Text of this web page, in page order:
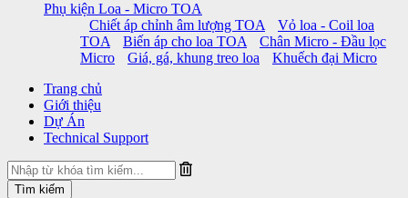
Phụ kiện Loa - Micro TOA
Chiết áp chỉnh âm lượng TOA
Vỏ loa - Coil loa
TOA
Biến áp cho loa TOA
Chân Micro - Đầu lọc
Micro
Giá, gá, khung treo loa
Khuếch đại Micro
Trang chủ
Giới thiệu
Dự Án
Technical Support